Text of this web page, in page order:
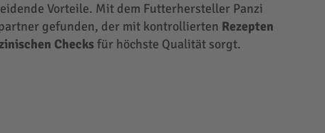
Vorteile. Mit dem Futterhersteller Panzi
gefunden, der mit kontrollierten Rezepten
Checksfür höchste Qualität sorgt.